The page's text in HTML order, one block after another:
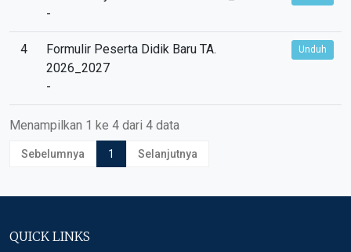
-
4
Formulir Peserta Didik Baru TA.
2026_2027
-
Unduh
Menampilkan 1 ke 4 dari 4 data
Sebelumnya 1 Selanjutnya
QUICK LINKS